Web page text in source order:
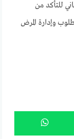
للتأكد من
وإدارة المرض